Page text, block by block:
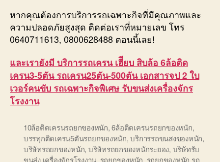
หากคุณต้องการบริการรถเฉพาะกิจที่มีคุณภาพและ
ความปลอดภัยสูงสุด ติดต่อเราที่หมายเลข โทร
0640711613, 0800628488 ตอนนี้เลย!
และเรายังมี บริการรถเครน เฮีียบ สิบล้อ 6ล้อติด
เครน3-5ตัน รถเครน25ตัน-500ตัน เอกสารจป 2 ใบ
เวอร์คนขับ รถเฉพาะกิจพิเศษ รับขนส่งเครื่องจักร
โรงงาน
10ล้อติดเครนรถยกของหนัก,6ล้อติดเครนรถยกของหนัก,
บรรทุกติดเครน5ตันรถยกของหนัก,บริการรถขนสงของหนัก,
บริษัทรถยกของหนัก, บริษัทรถยกของหนักระยอง, บริษัทรับ
ขนส่ง เครื่องจักรโรงงาน, รถยกของหนัก, รถยกของหนัก รถ